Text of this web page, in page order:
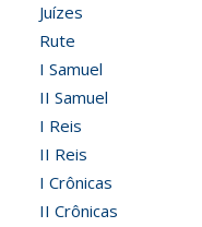
Juízes
Rute
I Samuel
II Samuel
I Reis
II Reis
I Crônicas
II Crônicas